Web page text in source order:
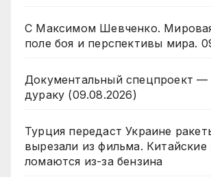
С Максимом Шевченко.
поле боя и перспективы мира.
Документальный спецпроект —
дураку (09.08.2026)
Турция передаст Украине
вырезали из фильма.
ломаются из-за бензина